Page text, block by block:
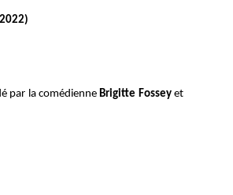
par la comédienne Brigitte Fosseyet